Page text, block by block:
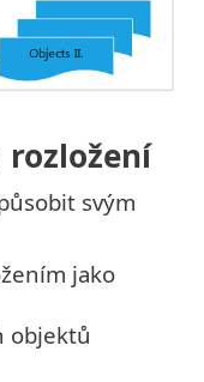
svým
jako
objektů